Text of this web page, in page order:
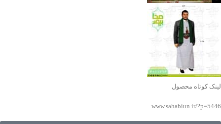
لینک کوتاه محصول
www.sahabiun.ir/?p=5446